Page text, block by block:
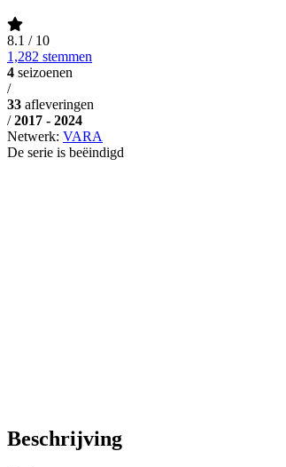
8.1 / 10
1,282 stemmen
4 seizoenen
/
33 afleveringen
/ 2017 - 2024
Netwerk: VARA
De serie is beëindigd
Beschrijving